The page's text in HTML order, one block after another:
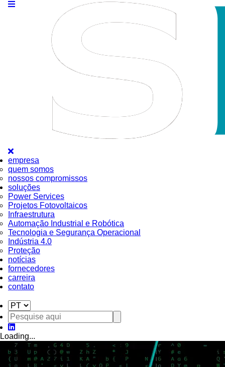
empresa
quem somos
nossos compromissos
soluções
Power Services
Projetos Fotovoltaicos
Infraestrutura
Automação Industrial e Robótica
Tecnologia e Segurança Operacional
Indústria 4.0
Proteção
notícias
fornecedores
carreira
contato
Loading...